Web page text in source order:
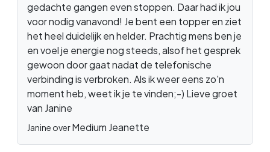
gedachte gangen even stoppen. Daar had ik jou
voor nodig vanavond! Je bent een topper en ziet
het heel duidelijk en helder. Prachtig mens ben je
en voel je energie nog steeds, alsof het gesprek
gewoon door gaat nadat de telefonische
verbinding is verbroken. Als ik weer eens zo'n
moment heb, weet ik je te vinden;-) Lieve groet
van Janine
Janine overMedium Jeanette